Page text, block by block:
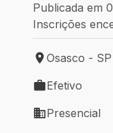
Publicada em
Inscrições
Local de
Osasco - SP
Tipo de vaga:
Efetivo
Modelo de
Presencial